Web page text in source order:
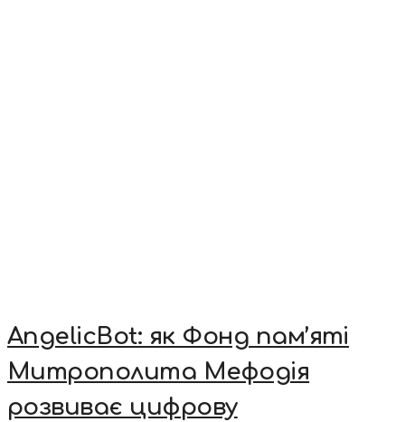
AngelicBot: як Фонд пам’яті
Митрополита Мефодія
розвиває цифрову